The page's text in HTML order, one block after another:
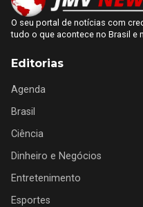
O seu portal de notícias com
tudo o que acontece no Brasil e
Editorias
Agenda
Brasil
Ciência
Dinheiro e Negócios
Entretenimento
Esportes